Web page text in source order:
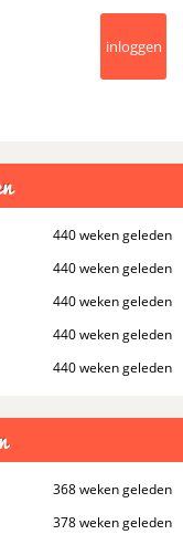
440 weken geleden
440 weken geleden
440 weken geleden
440 weken geleden
440 weken geleden
368 weken geleden
378 weken geleden